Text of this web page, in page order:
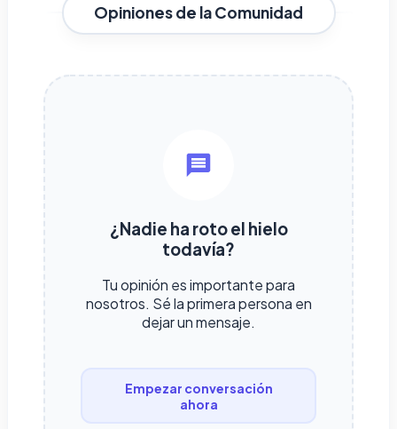
Opiniones de la Comunidad
¿Nadie ha roto el hielo
todavía?
Tu opinión es importante para
nosotros. Sé la primera persona en
dejar un mensaje.
Empezar conversación
ahora